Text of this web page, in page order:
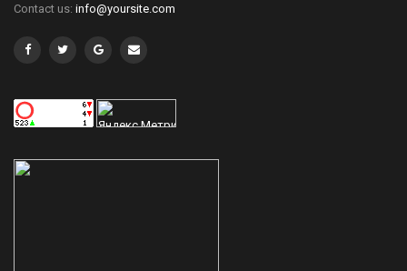
Contact us: info@yoursite.com